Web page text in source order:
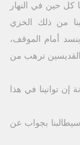
كل حين في النهار
من ذلك الخزي
أمام الموقف،
القديسين ترهب من
إن توانينا في هذا
بجواب عن